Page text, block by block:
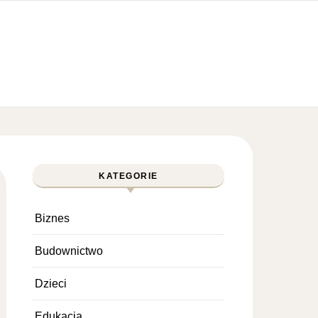
KATEGORIE
Biznes
Budownictwo
Dzieci